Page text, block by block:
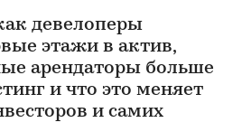
девелоперы
этажи в актив,
арендаторы больше
и что это меняет
и самих